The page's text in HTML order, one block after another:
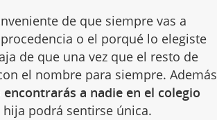
de que siempre vas a
o el porqué lo elegiste
de que una vez que el resto de
el nombre para siempre. Además
encontrarás a nadie en el colegio
hija podrá sentirse única.